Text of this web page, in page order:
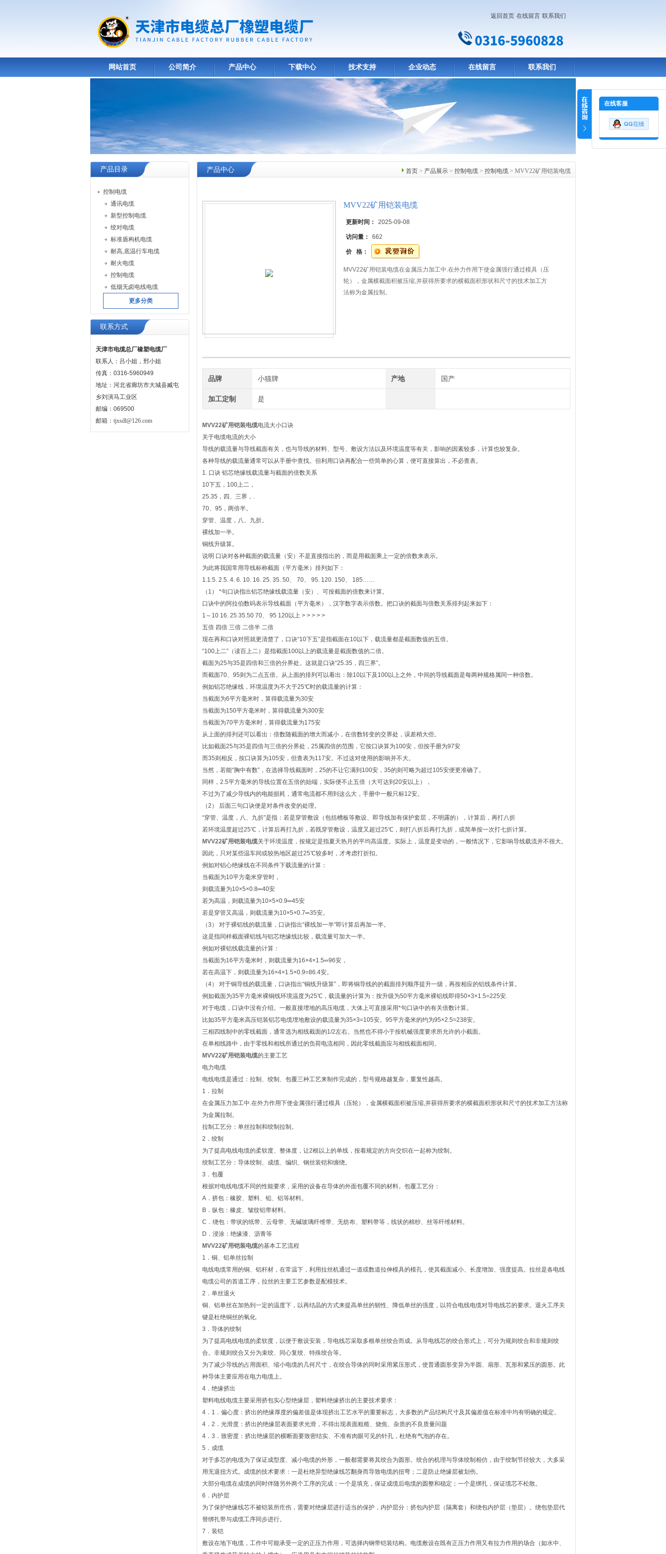
返回首页 在线留言 联系我们
网站首页 公司简介 产品中心 下载中心 技术支持 企业动态 在线留言 联系我们
产品目录
控制电缆
通讯电缆
新型控制电缆
绞对电缆
标准盾构机电缆
耐高,底温行车电缆
耐火电缆
控制电缆
低烟无卤电线电缆
更多分类
联系方式
天津市电缆总厂橡塑电缆厂
联系人：吕小姐，邢小姐
传真：0316-5960949
地址：河北省廊坊市大城县臧屯
乡刘演马工业区
邮编：069500
邮箱： tjxsdl@126.com
首页 > 产品展示 > 控制电缆 > 控制电缆 > MVV22矿用铠装电缆
产品中心
MVV22矿用铠装电缆
更新时间： 2025-09-08
访问量： 662
价 格：
MVV22矿用铠装电缆在金属压力加工中.在外力作用下使金属强行通过模具（压
轮），金属横截面积被压缩,并获得所要求的横截面积形状和尺寸的技术加工方
法称为金属拉制。
品牌 小猫牌 产地 国产
加工定制 是
MVV22矿用铠装电缆电流大小口诀
关于电缆电流的大小
导线的载流量与导线截面有关，也与导线的材料、型号、敷设方法以及环境温度等有关，影响的因素较多，计算也较复杂。
各种导线的载流量通常可以从手册中查找。但利用口诀再配合一些简单的心算，便可直接算出，不必查表。
1. 口诀 铝芯绝缘线载流量与截面的倍数关系
10下五，100上二，
25.35，四、三界，.
70、95，两倍半。
穿管、温度，八、九折。
裸线加一半。
铜线升级算。
说明 口诀对各种截面的载流量（安）不是直接指出的，而是用截面乘上一定的倍数来表示。
为此将我国常用导线标称截面（平方毫米）排列如下：
1.1.5. 2.5. 4. 6. 10. 16. 25. 35. 50、 70、 95. 120. 150、 185……
（1） *句口诀指出铝芯绝缘线载流量（安）、可按截面的倍数来计算。
口诀中的阿拉伯数码表示导线截面（平方毫米），汉字数字表示倍数。把口诀的截面与倍数关系排列起来如下：
1～10 16. 25 35.50 70、 95 120以上 > > > > >
五倍 四倍 三倍 二倍半 二倍
现在再和口诀对照就更清楚了，口诀“10下五”是指截面在10以下，载流量都是截面数值的五倍。
“100上二”（读百上二）是指截面100以上的载流量是截面数值的二倍。
截面为25与35是四倍和三倍的分界处。这就是口诀“25.35，四三界”。
而截面70、95则为二点五倍。从上面的排列可以看出：除10以下及100以上之外，中间的导线截面是每两种规格属同一种倍数。
例如铝芯绝缘线，环境温度为不大于25℃时的载流量的计算：
当截面为6平方毫米时，算得载流量为30安
当截面为150平方毫米时，算得载流量为300安
当截面为70平方毫米时，算得载流量为175安
从上面的排列还可以看出：倍数随截面的增大而减小，在倍数转变的交界处，误差稍大些。
比如截面25与35是四倍与三倍的分界处，25属四倍的范围，它按口诀算为100安，但按手册为97安
而35则相反，按口诀算为105安，但查表为117安。不过这对使用的影响并不大。
当然，若能“胸中有数”，在选择导线截面时，25的不让它满到100安，35的则可略为超过105安便更准确了。
同样，2.5平方毫米的导线位置在五倍的始端，实际便不止五倍（大可达到20安以上），
不过为了减少导线内的电能损耗，通常电流都不用到这么大，手册中一般只标12安。
（2） 后面三句口诀便是对条件改变的处理。
“穿管、温度，八、九折”是指：若是穿管敷设（包括槽板等敷设、即导线加有保护套层，不明露的），计算后，再打八折
若环境温度超过25℃，计算后再打九折，若既穿管敷设，温度又超过25℃，则打八折后再打九折，或简单按一次打七折计算。
MVV22矿用铠装电缆关于环境温度，按规定是指夏天热月的平均高温度。实际上，温度是变动的，一般情况下，它影响导线载流并不很大。
因此，只对某些温车间或较热地区超过25℃较多时，才考虑打折扣。
例如对铝心绝缘线在不同条件下载流量的计算：
当截面为10平方毫米穿管时，
则载流量为10×5×0.8═40安
若为高温，则载流量为10×5×0.9═45安
若是穿管又高温，则载流量为10×5×0.7═35安。
（3） 对于裸铝线的载流量，口诀指出“裸线加一半”即计算后再加一半。
这是指同样截面裸铝线与铝芯绝缘线比较，载流量可加大一半。
例如对裸铝线载流量的计算：
当截面为16平方毫米时，则载流量为16×4×1.5═96安，
若在高温下，则载流量为16×4×1.5×0.9=86.4安。
（4） 对于铜导线的载流量，口诀指出“铜线升级算”，即将铜导线的的截面排列顺序提升一级，再按相应的铝线条件计算。
例如截面为35平方毫米裸铜线环境温度为25℃，载流量的计算为：按升级为50平方毫米裸铝线即得50×3×1.5=225安.
对于电缆，口诀中没有介绍。一般直接埋地的高压电缆，大体上可直接采用*句口诀中的有关倍数计算。
比如35平方毫米高压铠装铝芯电缆埋地敷设的载流量为35×3=105安。95平方毫米的约为95×2.5≈238安。
三相四线制中的零线截面，通常选为相线截面的1/2左右。当然也不得小于按机械强度要求所允许的小截面。
在单相线路中，由于零线和相线所通过的负荷电流相同，因此零线截面应与相线截面相同。
MVV22矿用铠装电缆的主要工艺
电力电缆
电线电缆是通过：拉制、绞制、包覆三种工艺来制作完成的，型号规格越复杂，重复性越高。
1．拉制
在金属压力加工中.在外力作用下使金属强行通过模具（压轮），金属横截面积被压缩,并获得所要求的横截面积形状和尺寸的技术加工方法称
为金属拉制。
拉制工艺分：单丝拉制和绞制拉制。
2．绞制
为了提高电线电缆的柔软度、整体度，让2根以上的单线，按着规定的方向交织在一起称为绞制。
绞制工艺分：导体绞制、成缆、编织、钢丝装铠和缠绕。
3．包覆
根据对电线电缆不同的性能要求，采用的设备在导体的外面包覆不同的材料。包覆工艺分：
A．挤包：橡胶、塑料、铅、铝等材料。
B．纵包：橡皮、皱纹铝带材料。
C．绕包：带状的纸带、云母带、无碱玻璃纤维带、无纺布、塑料带等，线状的棉纱、丝等纤维材料。
D．浸涂：绝缘漆、沥青等
MVV22矿用铠装电缆的基本工艺流程
1．铜、铝单丝拉制
电线电缆常用的铜、铝杆材，在常温下，利用拉丝机通过一道或数道拉伸模具的模孔，使其截面减小、长度增加、强度提高。拉丝是各电线
电缆公司的首道工序，拉丝的主要工艺参数是配模技术。
2．单丝退火
铜、铝单丝在加热到一定的温度下，以再结晶的方式来提高单丝的韧性、降低单丝的强度，以符合电线电缆对导电线芯的要求。退火工序关
键是杜绝铜丝的氧化.
3．导体的绞制
为了提高电线电缆的柔软度，以便于敷设安装，导电线芯采取多根单丝绞合而成。从导电线芯的绞合形式上，可分为规则绞合和非规则绞
合。非规则绞合又分为束绞、同心复绞、特殊绞合等。
为了减少导线的占用面积、缩小电缆的几何尺寸，在绞合导体的同时采用紧压形式，使普通圆形变异为半圆、扇形、瓦形和紧压的圆形。此
种导体主要应用在电力电缆上。
4．绝缘挤出
塑料电线电缆主要采用挤包实心型绝缘层，塑料绝缘挤出的主要技术要求：
4．1．偏心度：挤出的绝缘厚度的偏差值是体现挤出工艺水平的重要标志，大多数的产品结构尺寸及其偏差值在标准中均有明确的规定。
4．2．光滑度：挤出的绝缘层表面要求光滑，不得出现表面粗糙、烧焦、杂质的不良质量问题
4．3．致密度：挤出绝缘层的横断面要致密结实、不准有肉眼可见的针孔，杜绝有气泡的存在。
5．成缆
对于多芯的电缆为了保证成型度、减小电缆的外形，一般都需要将其绞合为圆形。绞合的机理与导体绞制相仿，由于绞制节径较大，大多采
用无退扭方式。成缆的技术要求：一是杜绝异型绝缘线芯翻身而导致电缆的扭弯；二是防止绝缘层被划伤。
大部分电缆在成缆的同时伴随另外两个工序的完成：一个是填充，保证成缆后电缆的圆整和稳定；一个是绑扎，保证缆芯不松散。
6．内护层
为了保护绝缘线芯不被铠装所疙伤，需要对绝缘层进行适当的保护，内护层分：挤包内护层（隔离套）和绕包内护层（垫层）。绕包垫层代
替绑扎带与成缆工序同步进行。
7．装铠
敷设在地下电缆，工作中可能承受一定的正压力作用，可选择内钢带铠装结构。电缆敷设在既有正压力作用又有拉力作用的场合（如水中、
在线客服